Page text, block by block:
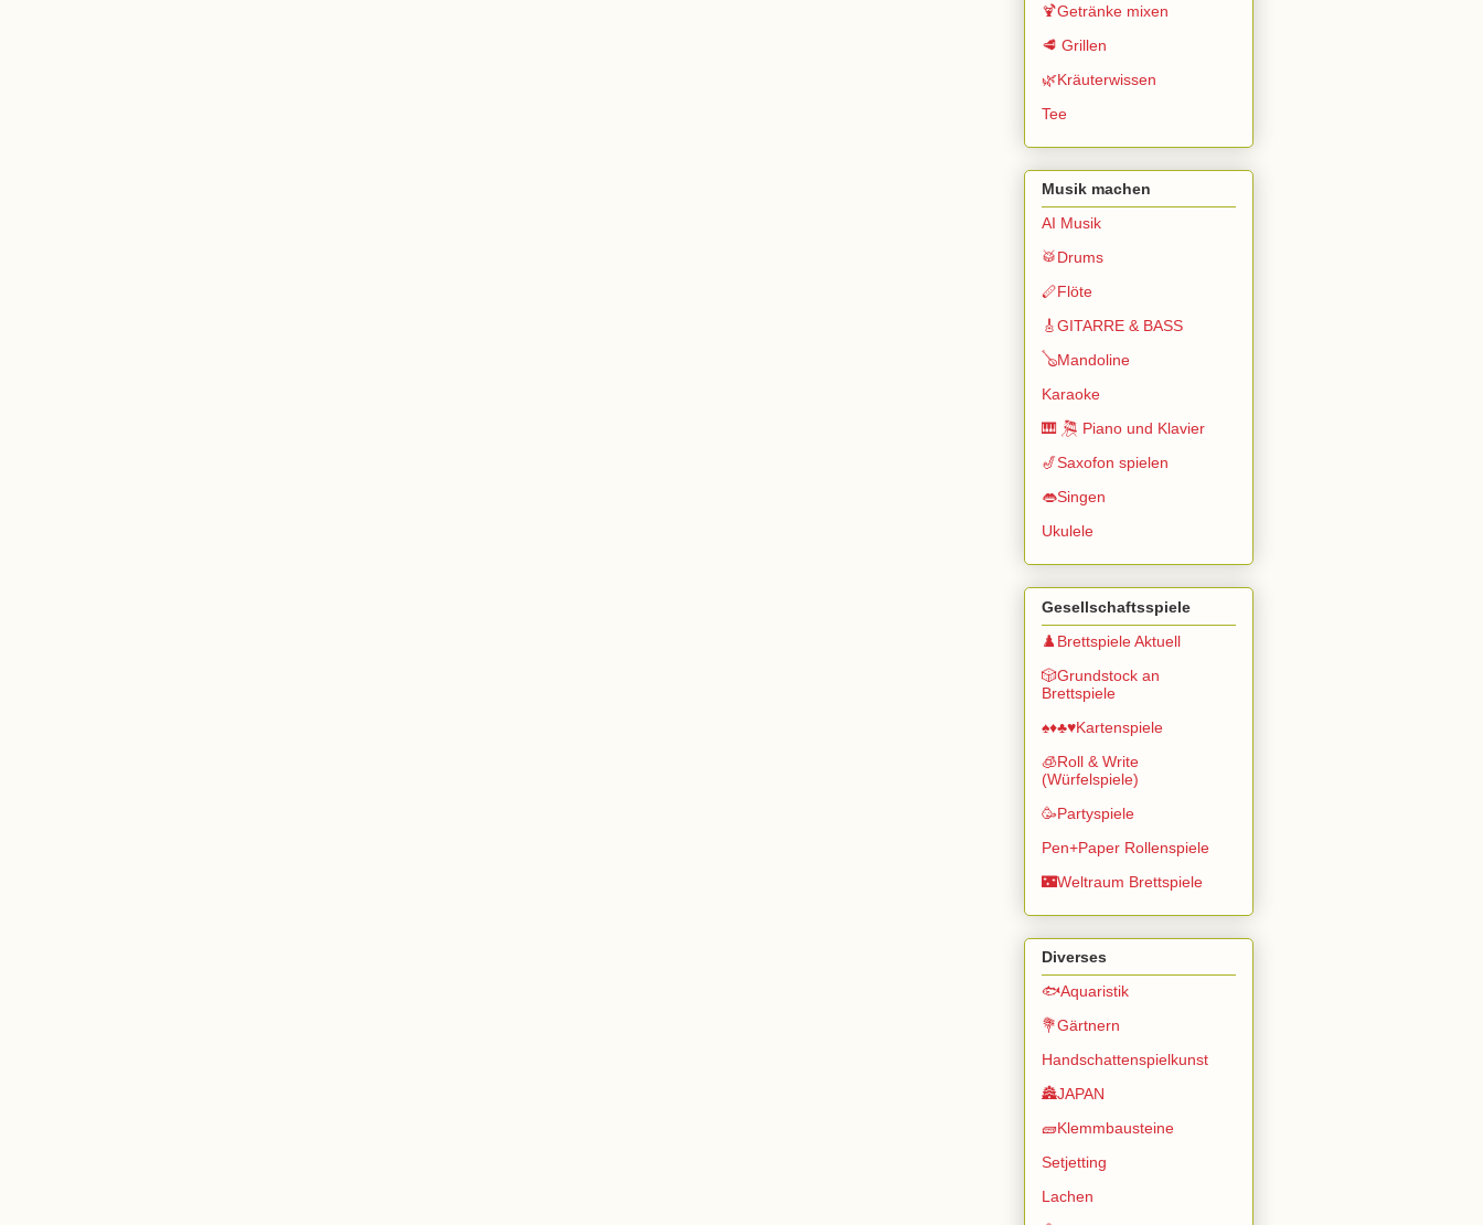
🍹Getränke mixen
🥩 Grillen
🌿Kräuterwissen
Tee
Musik machen
AI Musik
🥁Drums
🪈Flöte
🎸GITARRE & BASS
🪕Mandoline
Karaoke
🎹 🎘 Piano und Klavier
🎷Saxofon spielen
👄Singen
Ukulele
Gesellschaftsspiele
♟️Brettspiele Aktuell
🎲Grundstock an
Brettspiele
♠️♦️♣️♥️Kartenspiele
🧊Roll & Write
(Würfelspiele)
🥳Partyspiele
Pen+Paper Rollenspiele
🌃Weltraum Brettspiele
Diverses
🐟Aquaristik
💐Gärtnern
Handschattenspielkunst
🏯JAPAN
🧱Klemmbausteine
Setjetting
Lachen